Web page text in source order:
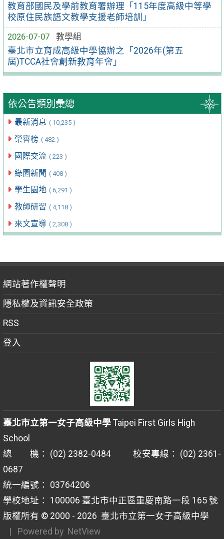
教育部國民及學前教育署辦理「115年度高級中等學
校原住民族語文教學支援老師培訓」
2026-07-07
教學組
臺北市立育成高級中學協辦之「2026年(第五
屆)TCCA社會創新教育年會」
依公告類別彙總
最新消息 ( 10,235 )
榮譽榜 ( 482 )
國際交流 ( 223 )
綠園新聞 ( 408 )
學生園地 ( 6,291 )
教師研習 ( 4,118 )
來文宣導 ( 2,308 )
網站著作權聲明
隱私權及資訊安全政策
RSS
登入
臺北市立第一女子高級中學Taipei First Girls High
School
總 機： (02) 2382-0484 校安專線： (02) 2361-
0687
統一編號： 03764206
學校地址： 100006 臺北市中正區重慶南路一段 165 號
版權所有 © 2000 - 2026 臺北市立第一女子高級中學
| Powered by NetView